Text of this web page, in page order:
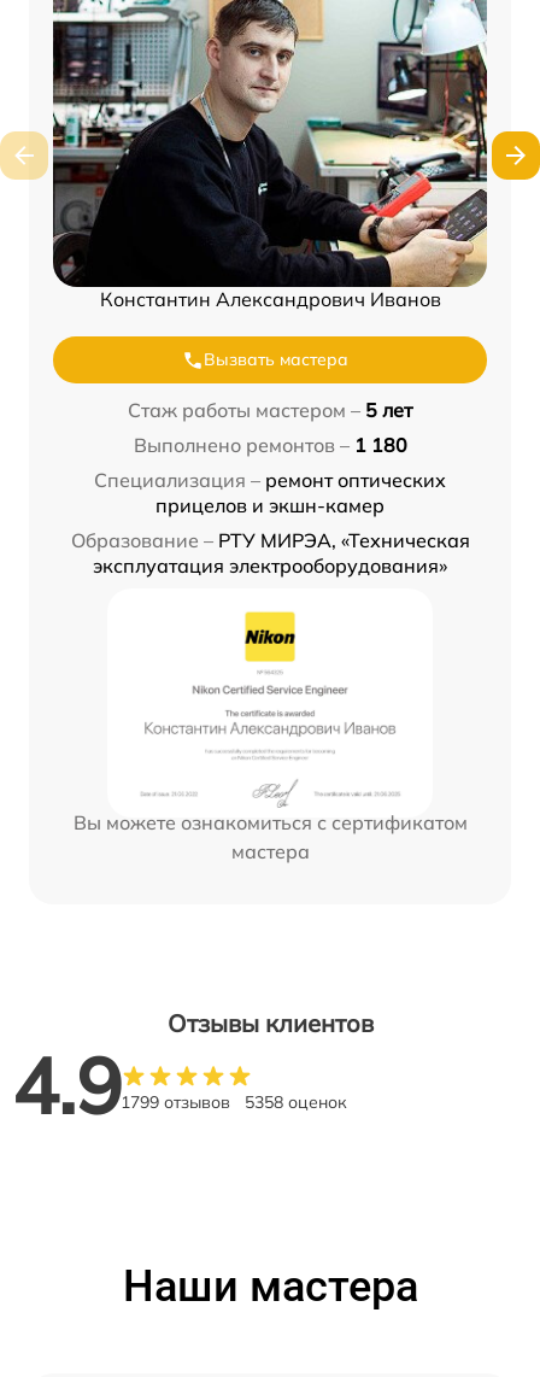
Константин Александрович Иванов
Вызвать мастера
Стаж работы мастером – 5 лет
Выполнено ремонтов – 1 180
Специализация – ремонт оптических
прицелов и экшн-камер
Образование – РТУ МИРЭА, «Техническая
эксплуатация электрооборудования»
Вы можете ознакомиться с сертификатом
мастера
Отзывы клиентов
4.91799 отзывов 5358 оценок
Наши мастера